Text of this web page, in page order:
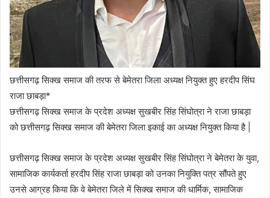
छत्तीसगढ़ सिक्ख समाज की तरफ से बेमेतरा जिला अध्यक्ष नियुक्त हुए हरदीप सिंघ
राजा छाबड़ा*
छत्तीसगढ़ सिक्ख समाज के प्रदेश अध्यक्ष सुखबीर सिंह सिंघोत्रा ने राजा छाबड़ा
को छत्तीसगढ़ सिक्ख समाज की बेमेतरा जिला इकाई का अध्यक्ष नियुक्त किया है |
छत्तीसगढ़ सिक्ख समाज के प्रदेश अध्यक्ष सुखबीर सिंह सिंघोत्रा ने बेमेतरा के युवा,
सामाजिक कार्यकर्ता हरदीप सिंह राजा छाबड़ा को उनका नियुक्ति पत्र सौंपते हुए
उनसे आग्रह किया कि वे बेमेतरा जिले में सिक्ख समाज की धार्मिक, सामाजिक